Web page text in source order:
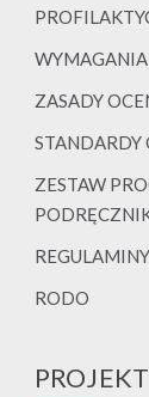
WYMAGANIA
ZASADY
STANDARDY
ZESTAW
REGULAMINY
RODO